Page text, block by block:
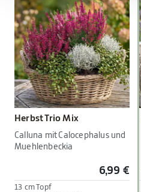
Herbst Trio Mix
Calluna mit Calocephalus und
Muehlenbeckia
6,99 €
13 cm Topf